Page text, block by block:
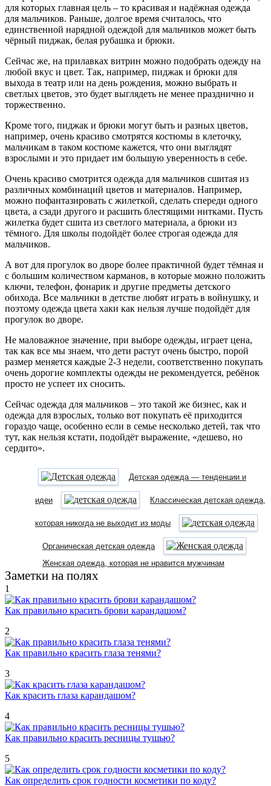
для которых главная цель – то красивая и надёжная одежда
для мальчиков. Раньше, долгое время считалось, что
единственной нарядной одеждой для мальчиков может быть
чёрный пиджак, белая рубашка и брюки.
Сейчас же, на прилавках витрин можно подобрать одежду на
любой вкус и цвет. Так, например, пиджак и брюки для
выхода в театр или на день рождения, можно выбрать и
светлых цветов, это будет выглядеть не менее празднично и
торжественно.
Кроме того, пиджак и брюки могут быть и разных цветов,
например, очень красиво смотрятся костюмы в клеточку,
мальчикам в таком костюме кажется, что они выглядят
взрослыми и это придает им большую уверенность в себе.
Очень красиво смотрится одежда для мальчиков сшитая из
различных комбинаций цветов и материалов. Например,
можно пофантазировать с жилеткой, сделать спереди одного
цвета, а сзади другого и расшить блестящими нитками. Пусть
жилетка будет сшита из светлого материала, а брюки из
тёмного. Для школы подойдёт более строгая одежда для
мальчиков.
А вот для прогулок во дворе более практичной будет тёмная и
с большим количеством карманов, в которые можно положить
ключи, телефон, фонарик и другие предметы детского
обихода. Все мальчики в детстве любят играть в войнушку, и
поэтому одежда цвета хаки как нельзя лучше подойдёт для
прогулок во дворе.
Не маловажное значение, при выборе одежды, играет цена,
так как все мы знаем, что дети растут очень быстро, порой
размер меняется каждые 2-3 недели, соответственно покупать
очень дорогие комплекты одежды не рекомендуется, ребёнок
просто не успеет их сносить.
Сейчас одежда для мальчиков – это такой же бизнес, как и
одежда для взрослых, только вот покупать её приходится
гораздо чаще, особенно если в семье несколько детей, так что
тут, как нельзя кстати, подойдёт выражение, «дешево, но
сердито».
Детская одежда — тенденции и
идеи Классическая детская одежда,
которая никогда не выходит из моды
Органическая детская одежда
Женская одежда, которая не нравится мужчинам
Заметки на полях
1
Как правильно красить брови карандашом?
2
Как правильно красить глаза тенями?
3
Как красить глаза карандашом?
4
Как правильно красить ресницы тушью?
5
Как определить срок годности косметики по коду?